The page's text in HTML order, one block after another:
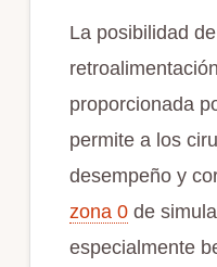
La posibilidad
proporcionada
permite a los
desempeño y
zona 0de
especialmente